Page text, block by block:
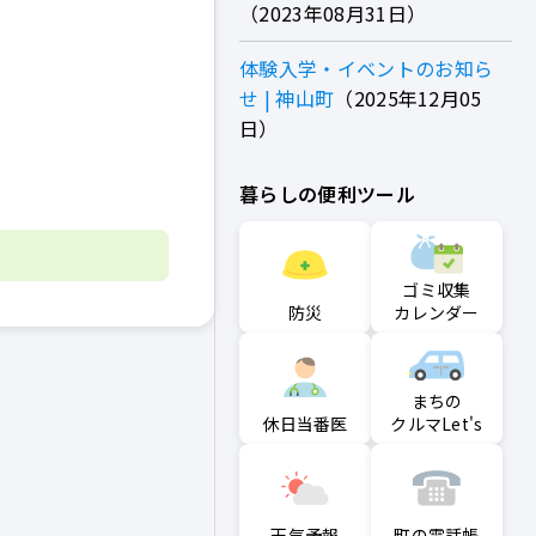
2023年08月31日
体験入学・イベントのお知ら
せ | 神山町
2025年12月05
日
暮らしの便利ツール
防災
ゴミ収集
カレンダー
休日当番医
まちの
クルマLet's